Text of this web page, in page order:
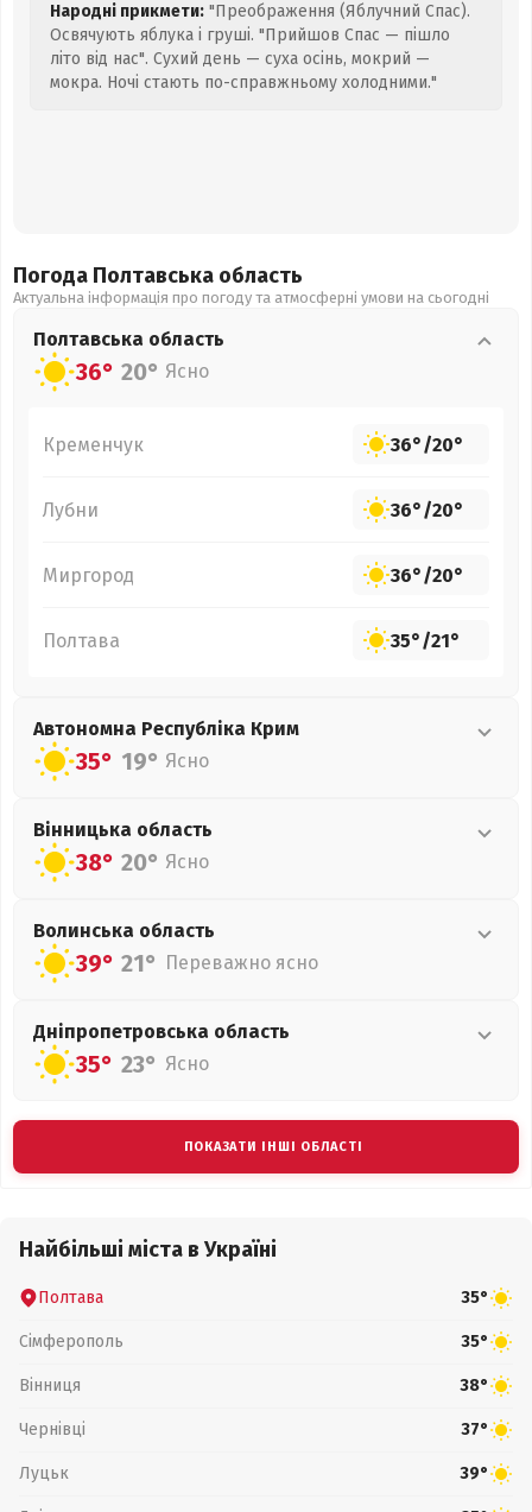
Народні прикмети: "Преображення (Яблучний Спас).
Освячують яблука і груші. "Прийшов Спас — пішло
літо від нас". Сухий день — суха осінь, мокрий —
мокра. Ночі стають по-справжньому холодними."
Погода Полтавська область
Актуальна інформація про погоду та атмосферні умови на сьогодні
Полтавська область
36° 20° Ясно
Кременчук 36°/20°
Лубни 36°/20°
Миргород 36°/20°
Полтава 35°/21°
Автономна Республіка Крим
35° 19° Ясно
Вінницька область
38° 20° Ясно
Волинська область
39° 21° Переважно ясно
Дніпропетровська область
35° 23° Ясно
ПОКАЗАТИ ІНШІ ОБЛАСТІ
Найбільші міста в Україні
Полтава 35°
Сімферополь 35°
Вінниця 38°
Чернівці 37°
Луцьк 39°